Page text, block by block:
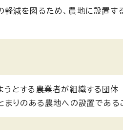
減を図るため、農地に設置
とする農業者が組織する団体
まりのある農地への設置である